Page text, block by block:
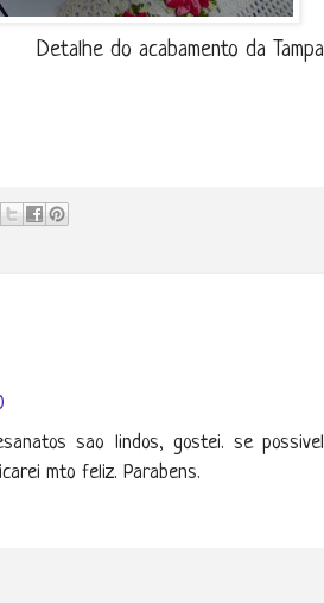
Detalhe do acabamento da Tampa
sao lindos, gostei. se possivel
mto feliz. Parabens.